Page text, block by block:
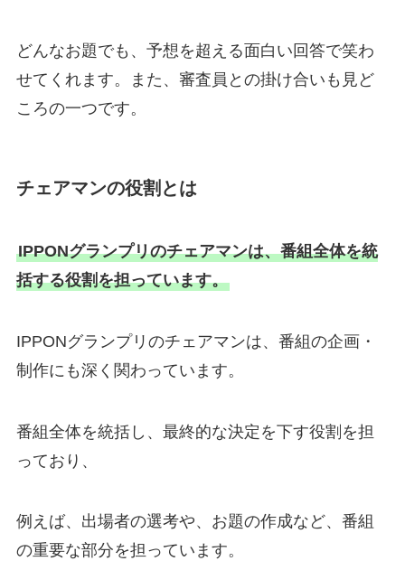
どんなお題でも、予想を超える面白い回答で笑わ
せてくれます。また、審査員との掛け合いも見ど
ころの一つです。
チェアマンの役割とは
IPPONグランプリのチェアマンは、番組全体を統
括する役割を担っています。
IPPONグランプリのチェアマンは、番組の企画・
制作にも深く関わっています。
番組全体を統括し、最終的な決定を下す役割を担
っており、
例えば、出場者の選考や、お題の作成など、番組
の重要な部分を担っています。